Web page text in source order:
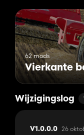
62 mods
Vierkante
Wijzigingslog 1
V1.0.0.0 26